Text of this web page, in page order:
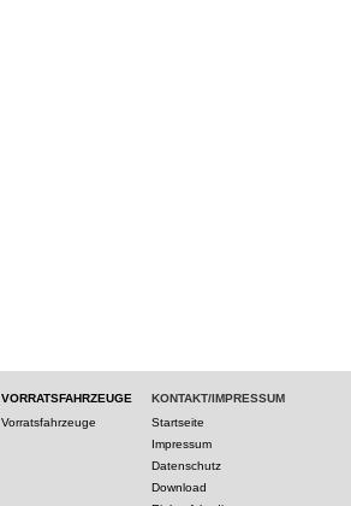
VORRATSFAHRZEUGE
Vorratsfahrzeuge
KONTAKT/IMPRESSUM
Startseite
Impressum
Datenschutz
Download